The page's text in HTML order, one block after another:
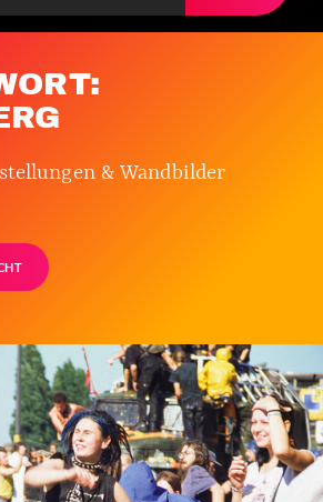
& Wandbilder